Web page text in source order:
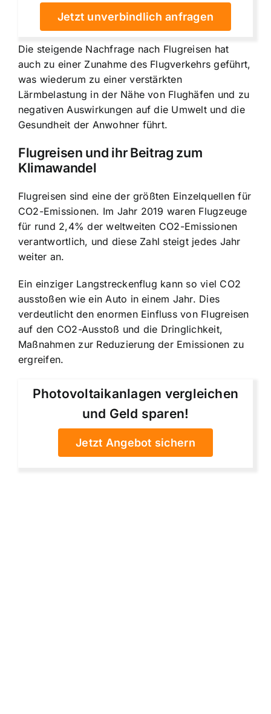
Jetzt unverbindlich anfragen
Die steigende Nachfrage nach Flugreisen hat
auch zu einer Zunahme des Flugverkehrs geführt,
was wiederum zu einer verstärkten
Lärmbelastung in der Nähe von Flughäfen und zu
negativen Auswirkungen auf die Umwelt und die
Gesundheit der Anwohner führt.
Flugreisen und ihr Beitrag zum
Klimawandel
Flugreisen sind eine der größten Einzelquellen für
CO2-Emissionen. Im Jahr 2019 waren Flugzeuge
für rund 2,4% der weltweiten CO2-Emissionen
verantwortlich, und diese Zahl steigt jedes Jahr
weiter an.
Ein einziger Langstreckenflug kann so viel CO2
ausstoßen wie ein Auto in einem Jahr. Dies
verdeutlicht den enormen Einfluss von Flugreisen
auf den CO2-Ausstoß und die Dringlichkeit,
Maßnahmen zur Reduzierung der Emissionen zu
ergreifen.
Photovoltaikanlagen vergleichen
und Geld sparen!
Jetzt Angebot sichern